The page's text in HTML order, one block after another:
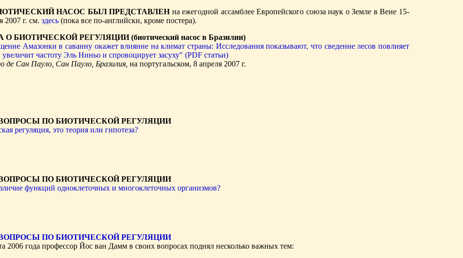
НАСОС БЫЛ ПРЕДСТАВЛЕНна ежегодной ассамблее Европейского союза наук о Земле в Вене 15-
2007 г. см. здесь (пока все по-английски, кроме постера).
БИОТИЧЕСКОЙ РЕГУЛЯЦИИ (биотический насос в Бразилии)
Амазонки в саванну окажет влияние на климат страны: Исследования показывают, что сведение лесов повлияет
увеличит частоту Эль Ниньо и спровоцирует засуху" (PDF статьи)
де Сан Пауло, Сан Пауло, Бразилия, на португальском, 8 апреля 2007 г.
ПО БИОТИЧЕСКОЙ РЕГУЛЯЦИИ
регуляция, это теория или гипотеза?
ПО БИОТИЧЕСКОЙ РЕГУЛЯЦИИ
функций одноклеточных и многоклеточных организмов?
ПО БИОТИЧЕСКОЙ РЕГУЛЯЦИИ
2006 года профессор Йос ван Дамм в своих вопросах поднял несколько важных тем: